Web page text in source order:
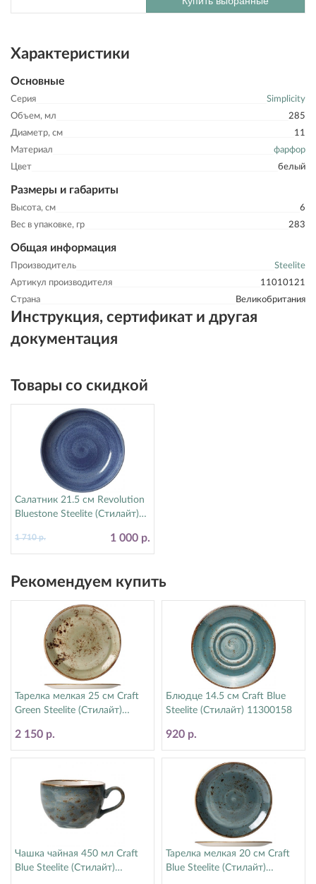
Характеристики
Основные
Серия
Simplicity
Объем, мл
285
Диаметр, см
11
Материал
фарфор
Цвет
белый
Размеры и габариты
Высота, см
6
Вес в упаковке, гр
283
Общая информация
Производитель
Steelite
Артикул производителя
11010121
Страна
Великобритания
Инструкция, сертификат и другая
документация
Товары со скидкой
Салатник 21.5 см Revolution
Bluestone Steelite (Стилайт)
1 000 р.
1 710 р.
Рекомендуем купить
Тарелка мелкая 25 см Craft
Green Steelite (Стилайт)
2 150 р.
Блюдце 14.5 см Craft Blue
Steelite (Стилайт) 11300158
920 р.
Чашка чайная 450 мл Craft
Blue Steelite (Стилайт)
Тарелка мелкая 20 см Craft
Blue Steelite (Стилайт)